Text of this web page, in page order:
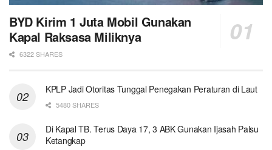
BYD Kirim 1 Juta Mobil Gunakan
Kapal Raksasa Miliknya
6322 SHARES
KPLP Jadi Otoritas Tunggal Penegakan Peraturan di Laut
5480 SHARES
Di Kapal TB. Terus Daya 17, 3 ABK Gunakan Ijasah Palsu
Ketangkap